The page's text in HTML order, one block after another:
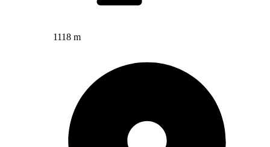
1118 m